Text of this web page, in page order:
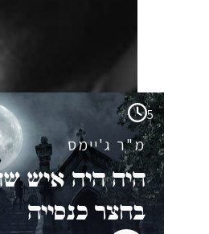
5
מ"ר ג'יימס
הָיֹה הָיָה איש
בחצר כנסייה